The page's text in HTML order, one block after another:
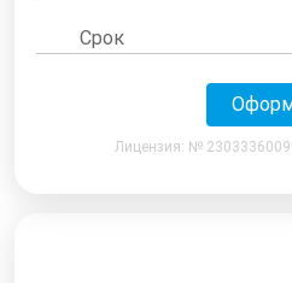
Срок
Лицензия: №